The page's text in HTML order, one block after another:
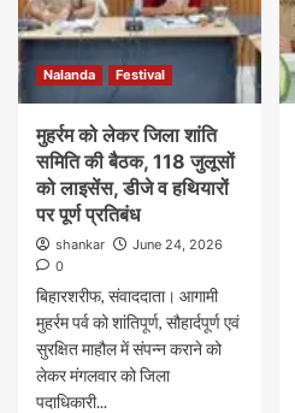
Nalanda Festival
मुहर्रम को लेकर जिला शांति
समिति की बैठक, 118 जुलूसों
को लाइसेंस, डीजे व हथियारों
पर पूर्ण प्रतिबंध
shankar
June 24, 2026
0
बिहारशरीफ, संवाददाता। आगामी
मुहर्रम पर्व को शांतिपूर्ण, सौहार्दपूर्ण एवं
सुरक्षित माहौल में संपन्न कराने को
लेकर मंगलवार को जिला
पदाधिकारी...